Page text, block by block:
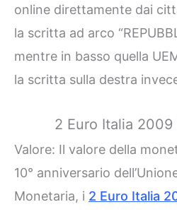
online direttamente dai
la scritta ad arco
mentre in basso quella
la scritta sulla destra
2 Euro Italia 2009
Valore: Il valore della
10° anniversario
Monetaria, i 2 Euro Italia